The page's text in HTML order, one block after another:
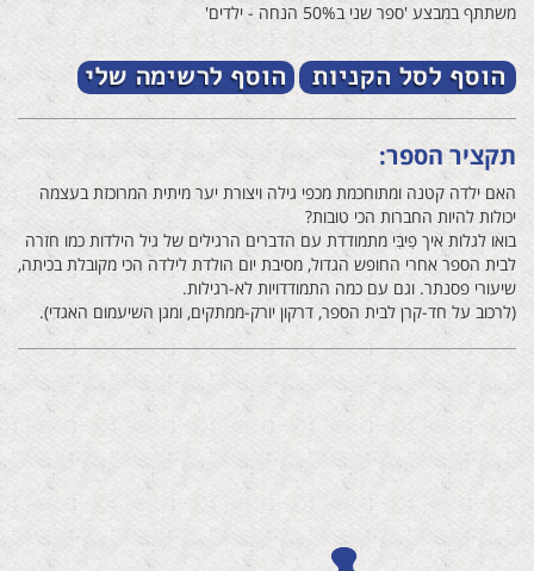
משתתף במבצע 'ספר שני ב50% הנחה - ילדים'
תקציר הספר:
האם ילדה קטנה ומתוחכמת מכפי גילה ויצורת יער מיתית המרוכזת בעצמה
יכולות להיות החברות הכי טובות?
בואו לגלות איך פִיבִּי מתמודדת עם הדברים הרגילים של גיל הילדות כמו חזרה
לבית הספר אחרי החופש הגדול, מסיבת יום הולדת לילדה הכי מקובלת בכיתה,
שיעורי פסנתר. וגם עם כמה התמודדויות לא-רגילות.
(לרכוב על חד-קרן לבית הספר, דרקון יורק-ממתקים, ומגן השיעמום האגדי).